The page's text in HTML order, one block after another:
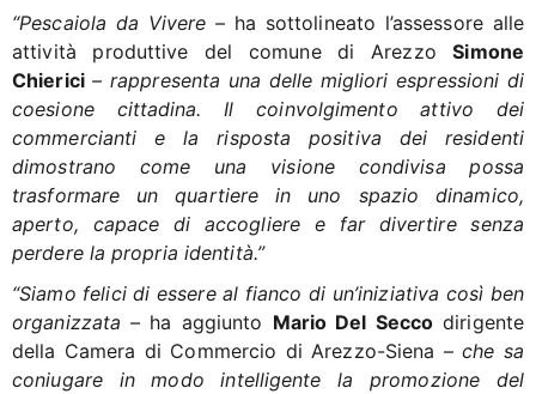
“Pescaiola da Vivere – ha sottolineato l’assessore alle
attività produttive del comune di ArezzoSimone
Chierici– rappresenta una delle migliori espressioni di
coesione cittadina. Il coinvolgimento attivo dei
commercianti e la risposta positiva dei residenti
dimostrano come una visione condivisa possa
trasformare un quartiere in uno spazio dinamico,
aperto, capace di accogliere e far divertire senza
perdere la propria identità.”
“Siamo felici di essere al fianco di un’iniziativa così ben
organizzata – ha aggiunto Mario Del Secco dirigente
della Camera di Commercio di Arezzo-Siena –che sa
coniugare in modo intelligente la promozione del